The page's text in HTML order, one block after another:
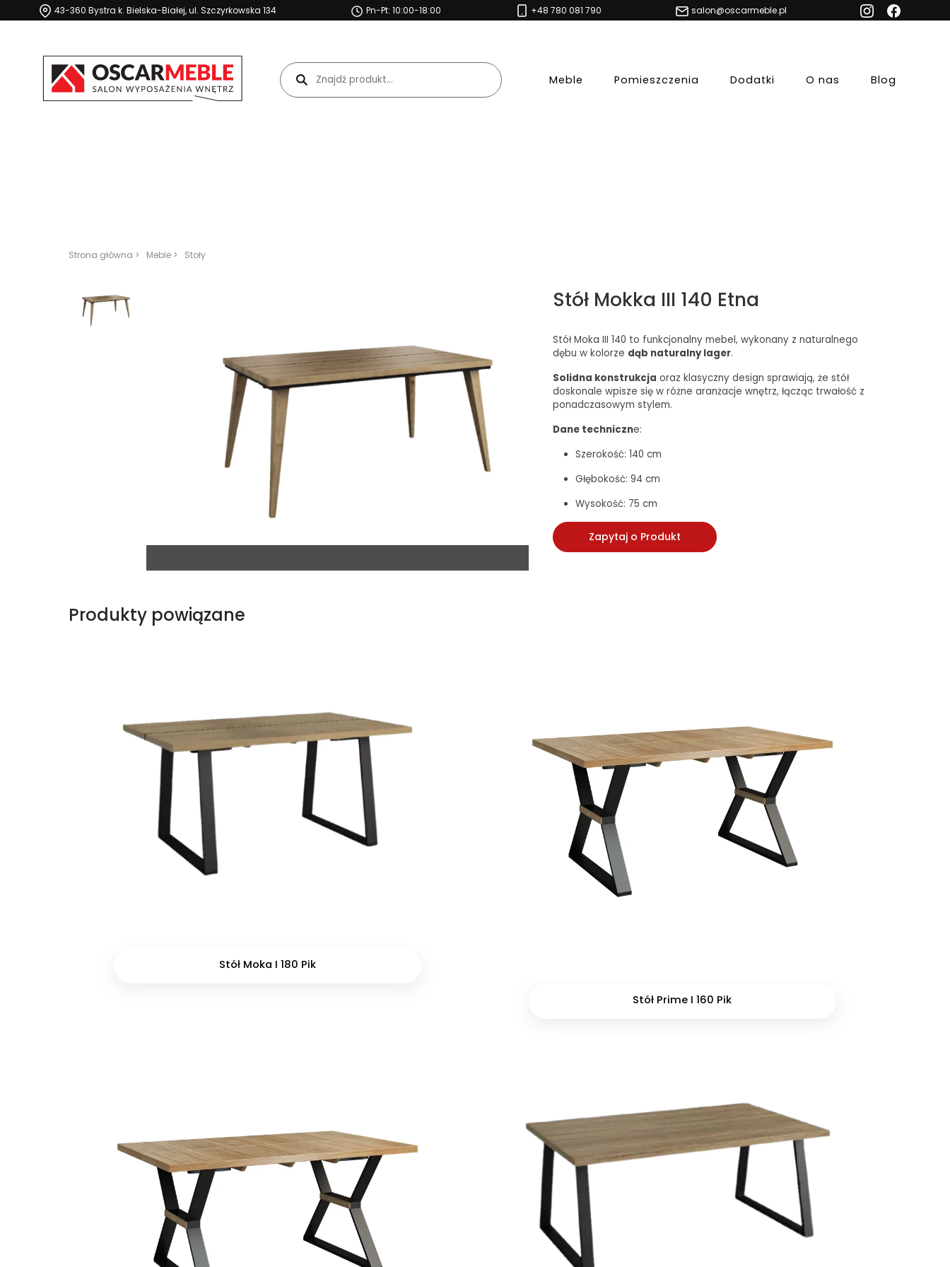
43-360 Bystra k. Bielska-Białej, ul. Szczyrkowska 134 Pn-Pt: 10:00-18:00 +48 780 081 790 salon@oscarmeble.pl
Meble Pomieszczenia Dodatki O nas Blog
Strona główna > Meble > Stoły
Stół Mokka III 140 Etna
Stół Moka III 140 to funkcjonalny mebel, wykonany z naturalnego
dębu w kolorze dąb naturalny lager.
Solidna konstrukcja oraz klasyczny design sprawiają, że stół
doskonale wpisze się w różne aranżacje wnętrz, łącząc trwałość z
ponadczasowym stylem.
Dane techniczne:
Szerokość: 140 cm
Głębokość: 94 cm
Wysokość: 75 cm
Zapytaj o Produkt
Produkty powiązane
Stół Moka I 180 Pik
Stół Prime I 160 Pik